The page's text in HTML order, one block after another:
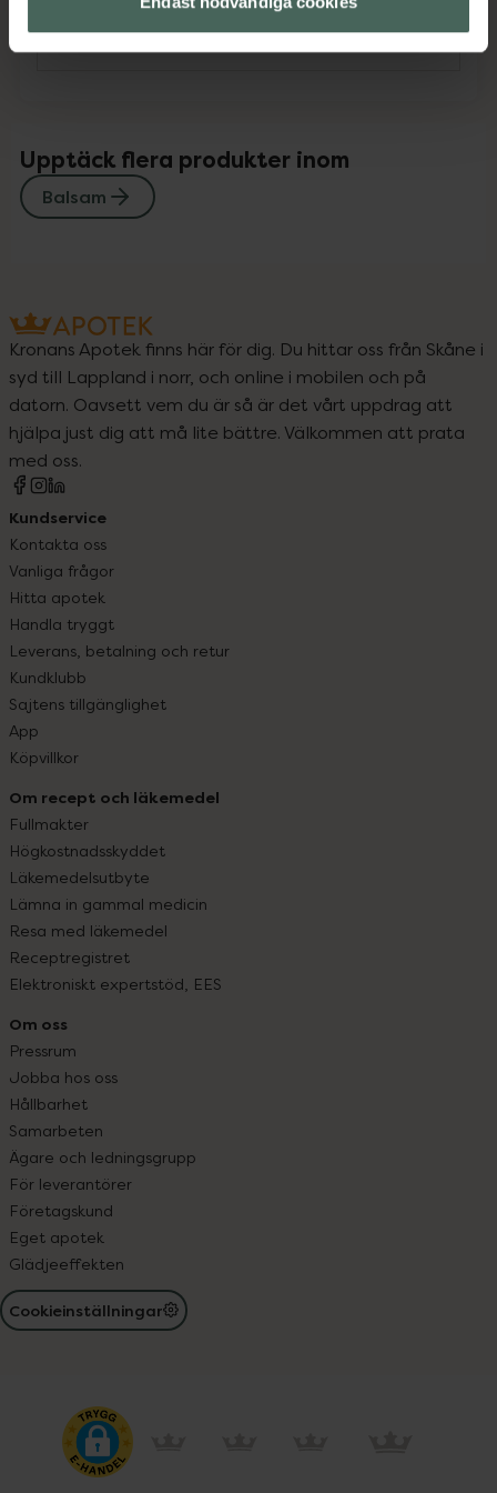
Instruktioner Visa
Upptäck flera produkter inom
Balsam
Kronans Apotek finns här för dig. Du hittar oss från Skåne i
syd till Lappland i norr, och online i mobilen och på
datorn. Oavsett vem du är så är det vårt uppdrag att
hjälpa just dig att må lite bättre. Välkommen att prata
med oss.
Kundservice
Kontakta oss
Vanliga frågor
Hitta apotek
Handla tryggt
Leverans, betalning och retur
Kundklubb
Sajtens tillgänglighet
App
Köpvillkor
Om recept och läkemedel
Fullmakter
Högkostnadsskyddet
Läkemedelsutbyte
Lämna in gammal medicin
Resa med läkemedel
Receptregistret
Elektroniskt expertstöd, EES
Om oss
Pressrum
Jobba hos oss
Hållbarhet
Samarbeten
Ägare och ledningsgrupp
För leverantörer
Företagskund
Eget apotek
Glädjeeffekten
Cookieinställningar